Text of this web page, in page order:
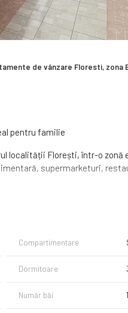
de vânzare Floresti, zona
pentru familie
localității Florești, într-o zonă
supermarketuri,
oferind liniște și
Compartimentare
Dormitoare
Număr băi 1